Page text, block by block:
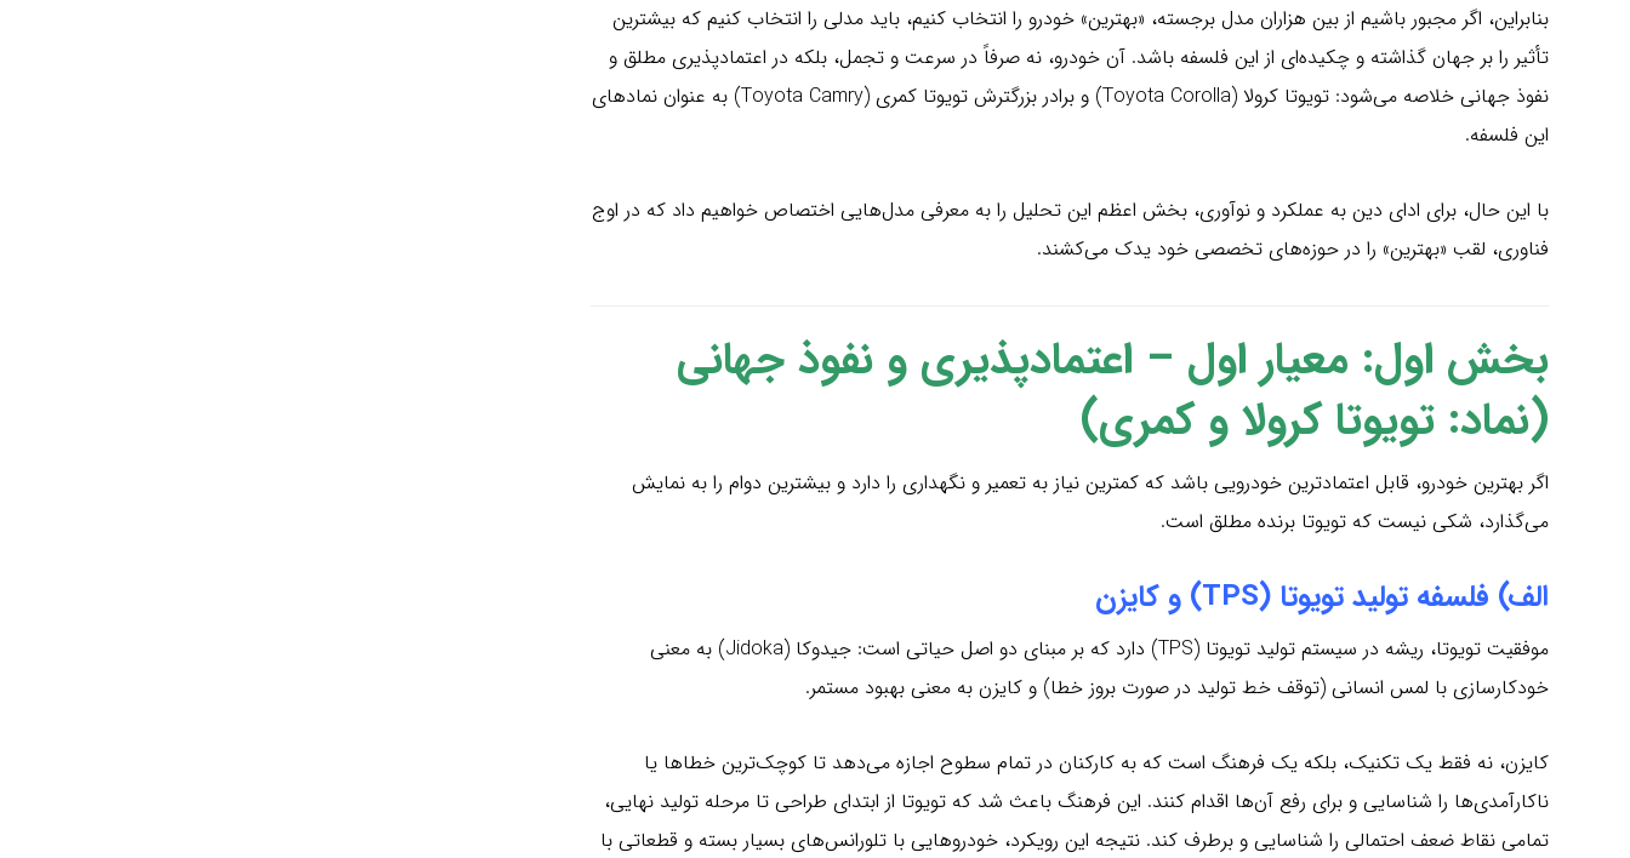
بنابراین، اگر مجبور باشیم از بین هزاران مدل برجسته، «بهترین» خودرو را انتخاب کنیم، باید مدلی را انتخاب کنیم که بیشترین
تأثیر را بر جهان گذاشته و چکیده‌ای از این فلسفه باشد. آن خودرو، نه صرفاً در سرعت و تجمل، بلکه در اعتمادپذیری مطلق و
نفوذ جهانی خلاصه می‌شود: تویوتا کرولا (Toyota Corolla) و برادر بزرگترش تویوتا کمری (Toyota Camry) به عنوان نمادهای
این فلسفه.
با این حال، برای ادای دین به عملکرد و نوآوری، بخش اعظم این تحلیل را به معرفی مدل‌هایی اختصاص خواهیم داد که در اوج
فناوری، لقب «بهترین» را در حوزه‌های تخصصی خود یدک می‌کشند.
بخش اول: معیار اول – اعتمادپذیری و نفوذ جهانی
(نماد: تویوتا کرولا و کمری)
اگر بهترین خودرو، قابل اعتمادترین خودرویی باشد که کمترین نیاز به تعمیر و نگهداری را دارد و بیشترین دوام را به نمایش
می‌گذارد، شکی نیست که تویوتا برنده مطلق است.
الف) فلسفه تولید تویوتا (TPS) و کایزن
موفقیت تویوتا، ریشه در سیستم تولید تویوتا (TPS) دارد که بر مبنای دو اصل حیاتی است: جیدوکا (Jidoka) به معنی
خودکارسازی با لمس انسانی (توقف خط تولید در صورت بروز خطا) و کایزن به معنی بهبود مستمر.
کایزن، نه فقط یک تکنیک، بلکه یک فرهنگ است که به کارکنان در تمام سطوح اجازه می‌دهد تا کوچک‌ترین خطاها یا
ناکارآمدی‌ها را شناسایی و برای رفع آن‌ها اقدام کنند. این فرهنگ باعث شد که تویوتا از ابتدای طراحی تا مرحله تولید نهایی،
تمامی نقاط ضعف احتمالی را شناسایی و برطرف کند. نتیجه این رویکرد، خودروهایی با تلورانس‌های بسیار بسته و قطعاتی با